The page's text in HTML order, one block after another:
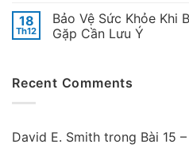
18
Th12
Bảo Vệ Sức Khỏe Khi
Gặp Cần Lưu Ý
Recent Comments
David E. Smith trong Bài 15